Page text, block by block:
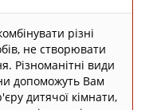
різні
не створювати
Різноманітні види
допоможуть Вам
дитячої кімнати,